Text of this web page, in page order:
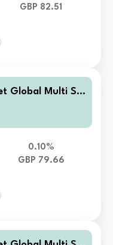
GBP 82.51
Global Multi Str
GBP Distri
0.10%
GBP 79.66